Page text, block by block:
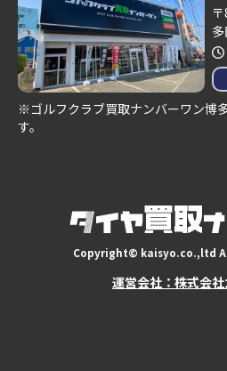
※ゴルフクラブ買取ナンバーワン博
す。
Copyright© kaisyo.co.,ltd
運営会社：株式会